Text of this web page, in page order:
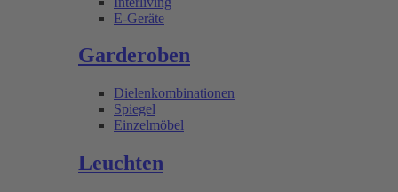
E-Geräte
Garderoben
Dielenkombinationen
Spiegel
Einzelmöbel
Leuchten